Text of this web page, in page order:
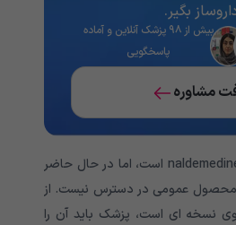
بگیر.
بیش از ۹۸ پزشک آنلاین و آماده
پاسخگویی
مشاوره
نام عمومی سمپرویک naldemedine است، اما در حال حاضر
محصول عمومی در دسترس نیست. از
نسخه ای است، پزشک باید آن را